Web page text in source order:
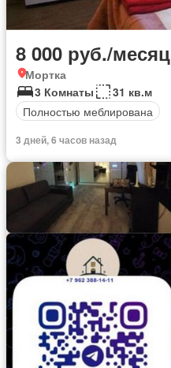
8 000 руб./месяц
Мортка
3 Комнаты
31 кв.м
Полностью меблирована
3 дней, 6 часов назад